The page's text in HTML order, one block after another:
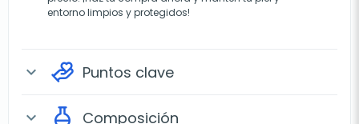
entorno limpios y protegidos!
expand_more Puntos clave
expand_more Composición